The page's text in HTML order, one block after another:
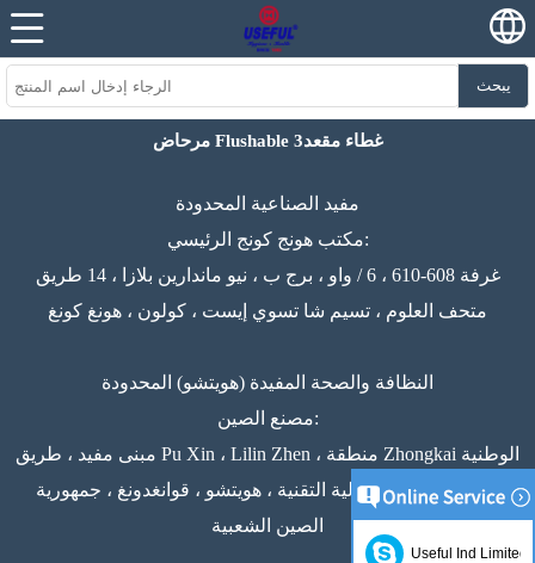
يبحث
مرحاض Flushable غطاء مقعد3
مفيد الصناعية المحدودة
مكتب هونج كونج الرئيسي:
غرفة 608-610 ، 6 / واو ، برج ب ، نيو ماندارين بلازا ، 14 طريق
متحف العلوم ، تسيم شا تسوي إيست ، كولون ، هونغ كونغ
النظافة والصحة المفيدة (هويتشو) المحدودة
مصنع الصين:
مبنى مفيد ، طريق Pu Xin ، Lilin Zhen ، منطقة Zhongkai الوطنية
للتنمية الصناعية عالية التقنية ، هويتشو ، قوانغدونغ ، جمهورية
الصين الشعبية
Useful Ind Limited